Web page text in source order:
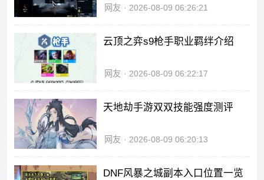
网友 2026-08-09 06:26:21
云顶之弈s9枪手职业羁绊介绍
网友 2026-08-09 06:22:17
天地劫手游双双技能强度测评
网友 2026-08-09 06:20:13
DNF风暴之城副本入口位置一览